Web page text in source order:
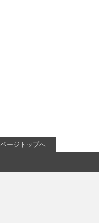
ページトップへ